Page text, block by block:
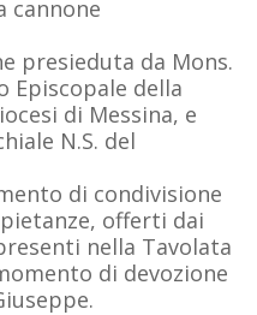
cannone
presieduta da Mons.
Episcopale della
di Messina, e
N.S. del
di condivisione
offerti dai
nella Tavolata
di devozione